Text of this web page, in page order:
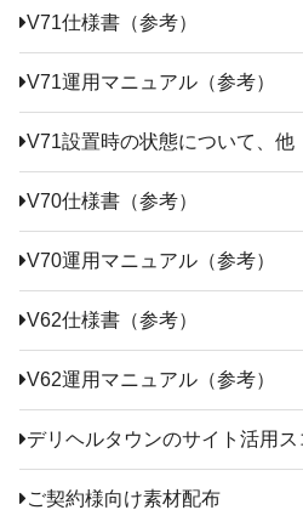
V71仕様書（参考）
V71運用マニュアル（参考）
V71設置時の状態について、他
V70仕様書（参考）
V70運用マニュアル（参考）
V62仕様書（参考）
V62運用マニュアル（参考）
デリヘルタウンのサイト活用ス
ご契約様向け素材配布